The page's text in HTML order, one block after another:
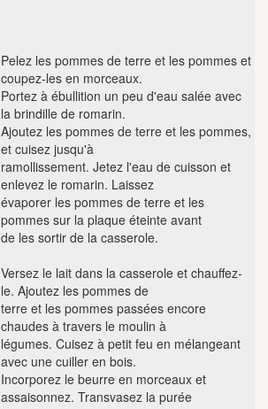
Pelez les pommes de terre et les pommes et
coupez-les en morceaux.
Portez à ébullition un peu d'eau salée avec
la brindille de romarin.
Ajoutez les pommes de terre et les pommes,
et cuisez jusqu'à
ramollissement. Jetez l'eau de cuisson et
enlevez le romarin. Laissez
évaporer les pommes de terre et les
pommes sur la plaque éteinte avant
de les sortir de la casserole.
Versez le lait dans la casserole et chauffez-
le. Ajoutez les pommes de
terre et les pommes passées encore
chaudes à travers le moulin à
légumes. Cuisez à petit feu en mélangeant
avec une cuiller en bois.
Incorporez le beurre en morceaux et
assaisonnez. Transvasez la purée